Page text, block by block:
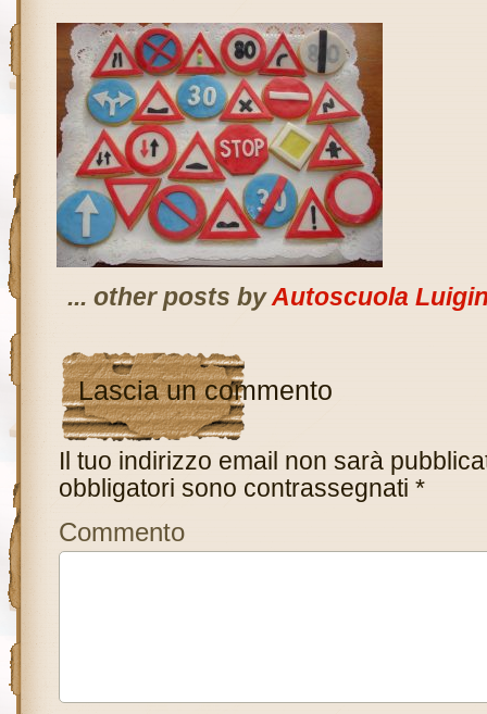
... other posts byAutoscuola
Lascia un commento
Il tuo indirizzo email non sarà
obbligatori sono contrassegnati *
Commento